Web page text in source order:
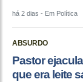
há 2 dias - Em Política
ABSURDO
Pastor
que era leite